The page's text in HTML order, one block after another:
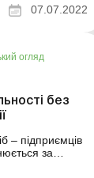
проведення
чимало
07.07.2022
огляд
без
– підприємців
за